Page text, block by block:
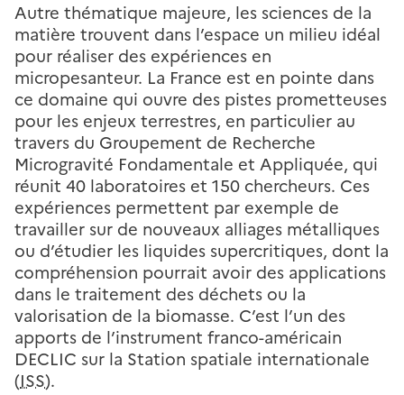
Autre thématique majeure, les sciences de la
matière trouvent dans l’espace un milieu idéal
pour réaliser des expériences en
micropesanteur. La France est en pointe dans
ce domaine qui ouvre des pistes prometteuses
pour les enjeux terrestres, en particulier au
travers du Groupement de Recherche
Microgravité Fondamentale et Appliquée, qui
réunit 40 laboratoires et 150 chercheurs. Ces
expériences permettent par exemple de
travailler sur de nouveaux alliages métalliques
ou d’étudier les liquides supercritiques, dont la
compréhension pourrait avoir des applications
dans le traitement des déchets ou la
valorisation de la biomasse. C’est l’un des
apports de l’instrument franco-américain
DECLIC sur la Station spatiale internationale
(ISS).